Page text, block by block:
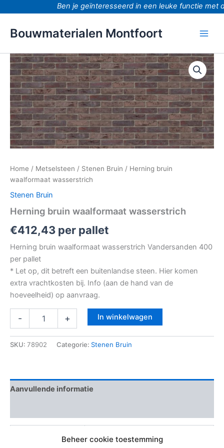
Beheer cookie toestemming
Ben je geïnteresseerd in een leuke functie met
Bouwmaterialen Montfoort
Home / Metselsteen / Stenen Bruin / Herning bruin
waalformaat wasserstrich
Stenen Bruin
Herning bruin waalformaat wasserstrich
€412,43 per pallet
Herning bruin waalformaat wasserstrich Vandersanden 400
per pallet
* Let op, dit betreft een buitenlandse steen. Hier komen
extra vrachtkosten bij. Info (aan de hand van de
hoeveelheid) op aanvraag.
-
Herning
bruin
waalformaat
wasserstrich
aantal
+ In winkelwagen
SKU: 78902 Categorie: Stenen Bruin
Aanvullende informatie
Extra informatie 400 stenen per pallet